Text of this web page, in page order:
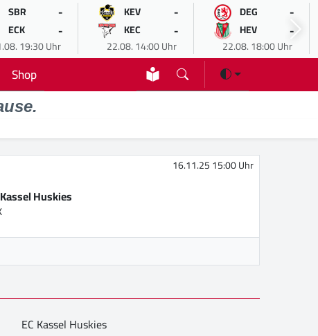
SBR -
ECK -
19:30 Uhr
KEV -
KEC -
22.08. 14:00 Uhr
DEG -
HEV -
22.08. 18:00 Uhr
Shop
16.11.25 15:00 Uhr
Huskies
EC Kassel Huskies